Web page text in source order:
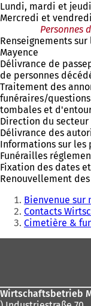
Lundi, mardi et jeudi
Mercredi et
Personnes
Renseignements
Mayence
Délivrance de
de personnes
Traitement des
funéraires/
tombales et
Direction du secteur
Délivrance des
Informations sur les
Funérailles
Fixation des dates
Renouvellement
Vous
êtes
ici
:
Bienvenue sur
Contacts
Cimetière &
Wirtschaftsbetrieb